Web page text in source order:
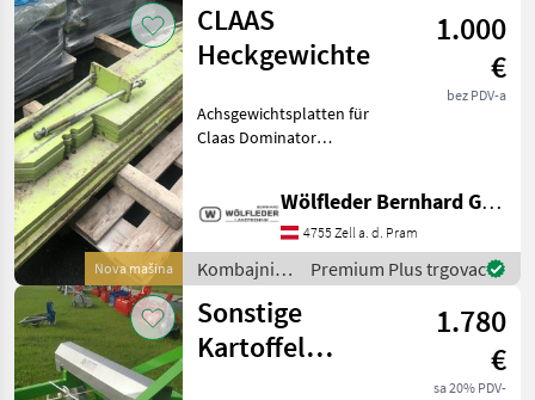
Nova mašina
CLAAS
Heckgewichte
1.000
€
bez PDV-a
Achsgewichtsplatten für
Claas Dominator
Kombajni Ostali kombajni
Wölfleder Bernhard GmbH
4755 Zell a. d. Pram
Kombajni /
Claas
Premium Plus trgovac
Sonstige
Kartoffel
1.780
€
sa 20% PDV-